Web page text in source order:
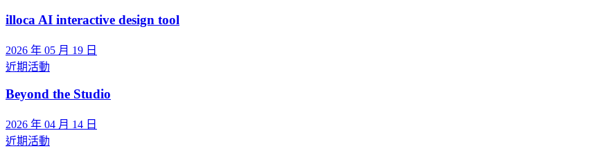
illoca AI interactive design tool
2026 年 05 月 19 日
近期活動
Beyond the Studio
2026 年 04 月 14 日
近期活動